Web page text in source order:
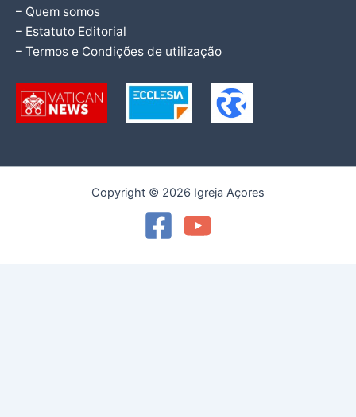
– Quem somos
– Estatuto Editorial
– Termos e Condições de utilização
Copyright © 2026 Igreja Açores